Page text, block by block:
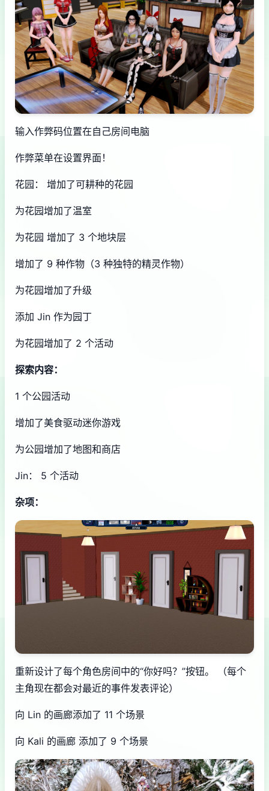
输入作弊码位置在自己房间电脑
作弊菜单在设置界面！
花园： 增加了可耕种的花园
为花园增加了温室
为花园 增加了 3 个地块层
增加了 9 种作物（3 种独特的精灵作物）
为花园增加了升级
添加 Jin 作为园丁
为花园增加了 2 个活动
探索内容：
1 个公园活动
增加了美食驱动迷你游戏
为公园增加了地图和商店
Jin： 5 个活动
杂项：
重新设计了每个角色房间中的“你好吗？”按钮。 （每个
主角现在都会对最近的事件发表评论）
向 Lin 的画廊添加了 11 个场景
向 Kali 的画廊 添加了 9 个场景